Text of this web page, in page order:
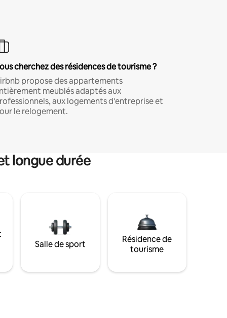
cherchez des résidences de tourisme ?
propose des appartements
meublés adaptés aux
aux logements d'entreprise et
le relogement.
longue durée
Salle de sport
Résidence de
tourisme